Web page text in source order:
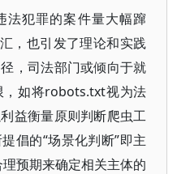
法犯罪的案件量大幅蹿
，也引发了理论和实践
，司法部门或倾向于就
，如将robots.txt视为法
益衡量原则判断爬虫工
倡的“场景化判断”即主
预期来确定相关主体的